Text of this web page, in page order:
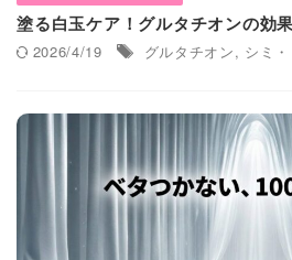
塗る白玉ケア！グルタチオンの効
2026/4/19 グルタチオン, シミ